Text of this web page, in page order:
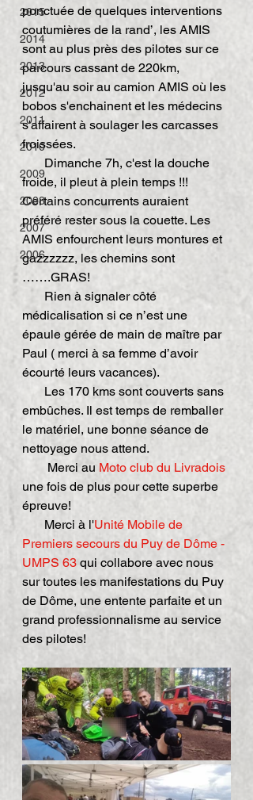
2015
2014
2013
2012
2011
2010
2009
2008
2007
2006
ponctuée de quelques interventions
coutumières de la rand’, les AMIS
sont au plus près des pilotes sur ce
parcours cassant de 220km,
jusqu'au soir au camion AMIS où les
bobos s'enchainent et les médecins
s'affairent à soulager les carcasses
froissées.
froide, il pleut à plein temps !!!
Certains concurrents auraient
préféré rester sous la couette. Les
AMIS enfourchent leurs montures et
gazzzzzz, les chemins sont
…….GRAS!
       Rien à signaler côté
médicalisation si ce n’est une
épaule gérée de main de maître par
Paul ( merci à sa femme d’avoir
écourté leurs vacances).
embûches. Il est temps de remballer
le matériel, une bonne séance de
nettoyage nous attend.
        Merci au
Moto club du Livradois
une fois de plus pour cette superbe
épreuve!
       Merci à l'
Unité Mobile de
Premiers secours du Puy de Dôme -
UMPS 63 qui collabore avec nous
sur toutes les manifestations du Puy
de Dôme, une entente parfaite et un
grand professionnalisme au service
des pilotes!